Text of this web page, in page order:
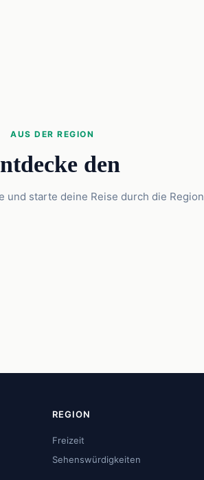
AUS DER REGION
den
und starte deine Reise durch die Region
REGION
Freizeit
Sehenswürdigkeiten